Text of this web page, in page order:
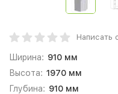
Написать
Ширина: 910 мм
Высота: 1970 мм
Глубина: 910 мм